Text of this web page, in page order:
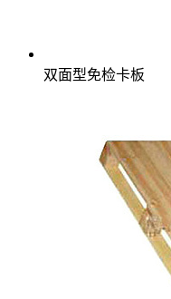
双面型免检卡板